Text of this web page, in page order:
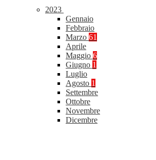
2023
Gennaio
Febbraio
Marzo 61
Aprile
Maggio 6
Giugno 1
Luglio
Agosto 1
Settembre
Ottobre
Novembre
Dicembre